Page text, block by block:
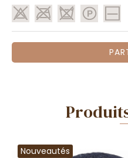
Nouveautés